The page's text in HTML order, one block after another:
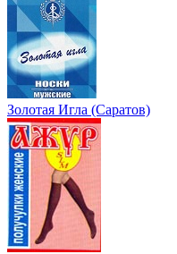
Золотая Игла (Саратов)